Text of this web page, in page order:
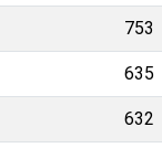
753
635
632